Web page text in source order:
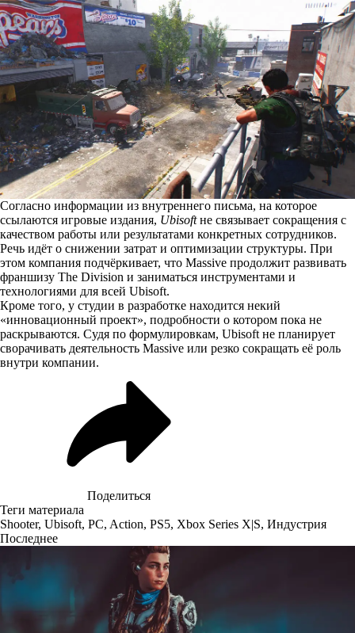
Согласно информации из внутреннего письма, на которое
ссылаются игровые издания, Ubisoftне связывает сокращения с
качеством работы или результатами конкретных сотрудников.
Речь идёт о снижении затрат и оптимизации структуры. При
этом компания подчёркивает, что Massive продолжит развивать
франшизу The Division и заниматься инструментами и
технологиями для всей Ubisoft.
Кроме того, у студии в разработке находится некий
«инновационный проект», подробности о котором пока не
раскрываются. Судя по формулировкам, Ubisoft не планирует
сворачивать деятельность Massive или резко сокращать её роль
внутри компании.
Поделиться
Теги материала
Shooter, Ubisoft, PC, Action, PS5, Xbox Series X|S, Индустрия
Последнее